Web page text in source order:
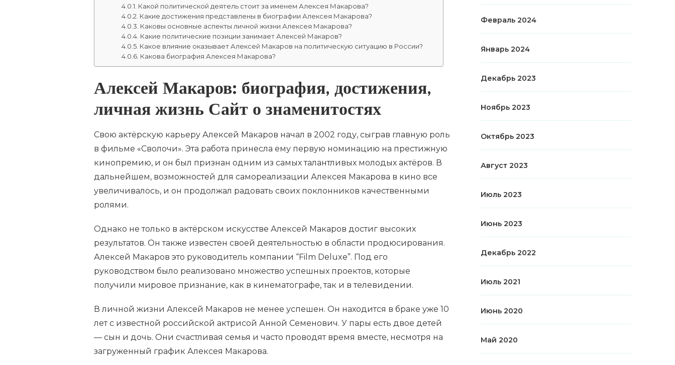
Какой политической деятель стоит за именем Алексея Макарова?
Какие достижения представлены в биографии Алексея Макарова?
Каковы основные аспекты личной жизни Алексея Макарова?
Какие политические позиции занимает Алексей Макаров?
Какое влияние оказывает Алексей Макаров на политическую ситуацию в России?
Какова биография Алексея Макарова?
Алексей Макаров: биография, достижения,
личная жизнь Сайт о знаменитостях
Свою актёрскую карьеру Алексей Макаров начал в 2002 году, сыграв главную роль
в фильме «Сволочи». Эта работа принесла ему первую номинацию на престижную
кинопремию, и он был признан одним из самых талантливых молодых актёров. В
дальнейшем, возможностей для самореализации Алексея Макарова в кино все
увеличивалось, и он продолжал радовать своих поклонников качественными
ролями.
Однако не только в актёрском искусстве Алексей Макаров достиг высоких
результатов. Он также известен своей деятельностью в области продюсирования.
Алексей Макаров это руководитель компании “Film Deluxe”. Под его
руководством было реализовано множество успешных проектов, которые
получили мировое признание, как в кинематографе, так и в телевидении.
В личной жизни Алексей Макаров не менее успешен. Он находится в браке уже 10
лет с известной российской актрисой Анной Семенович. У пары есть двое детей
— сын и дочь. Они счастливая семья и часто проводят время вместе, несмотря на
загруженный график Алексея Макарова.
Февраль 2024
Январь 2024
Декабрь 2023
Ноябрь 2023
Октябрь 2023
Август 2023
Июль 2023
Июнь 2023
Декабрь 2022
Июль 2021
Июнь 2020
Май 2020